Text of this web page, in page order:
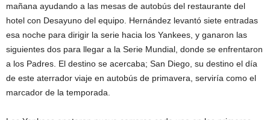
mañana ayudando a las mesas de autobús del restaurante del
hotel con Desayuno del equipo. Hernández levantó siete entradas
esa noche para dirigir la serie hacia los Yankees, y ganaron las
siguientes dos para llegar a la Serie Mundial, donde se enfrentaron
a los Padres. El destino se acercaba; San Diego, su destino el día
de este aterrador viaje en autobús de primavera, serviría como el
marcador de la temporada.